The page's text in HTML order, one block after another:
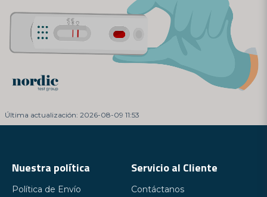
Última actualización: 2026-08-09 11:53
Nuestra política
Política de Envío
Servicio al Cliente
Contáctanos